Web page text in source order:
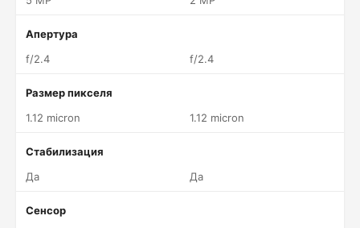
Апертура
f/2.4
f/2.4
Размер пикселя
1.12 micron
1.12 micron
Стабилизация
Да
Да
Сенсор